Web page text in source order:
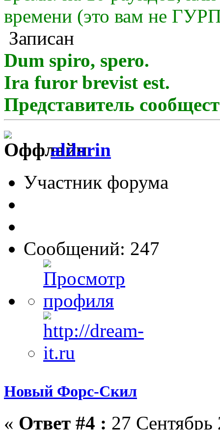
времени (это вам не
Записан
Dum spiro, spero.
Ira furor brevist est.
Представитель
aldarin
Участник форума
Сообщений: 247
Новый Форс-Скил
« Ответ #4 : 27